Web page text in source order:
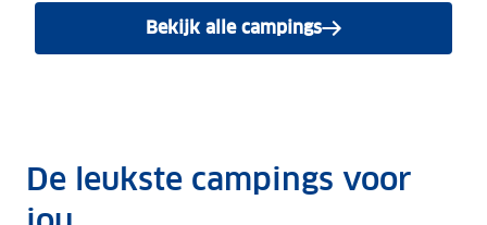
Bekijk alle campingsin de Provence & Côte
De leukste campings voor